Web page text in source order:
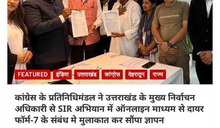
FEATURED इंडिया उत्तराखंड कांग्रेस देहरादून राज्य
कांग्रेस के प्रतिनिधिमंडल ने उत्तराखंड के मुख्य निर्वाचन
अधिकारी से SIR अभियान में ऑनलाइन माध्यम से दायर
फॉर्म-7 के संबंध मे मुलाकात कर सौंपा ज्ञापन